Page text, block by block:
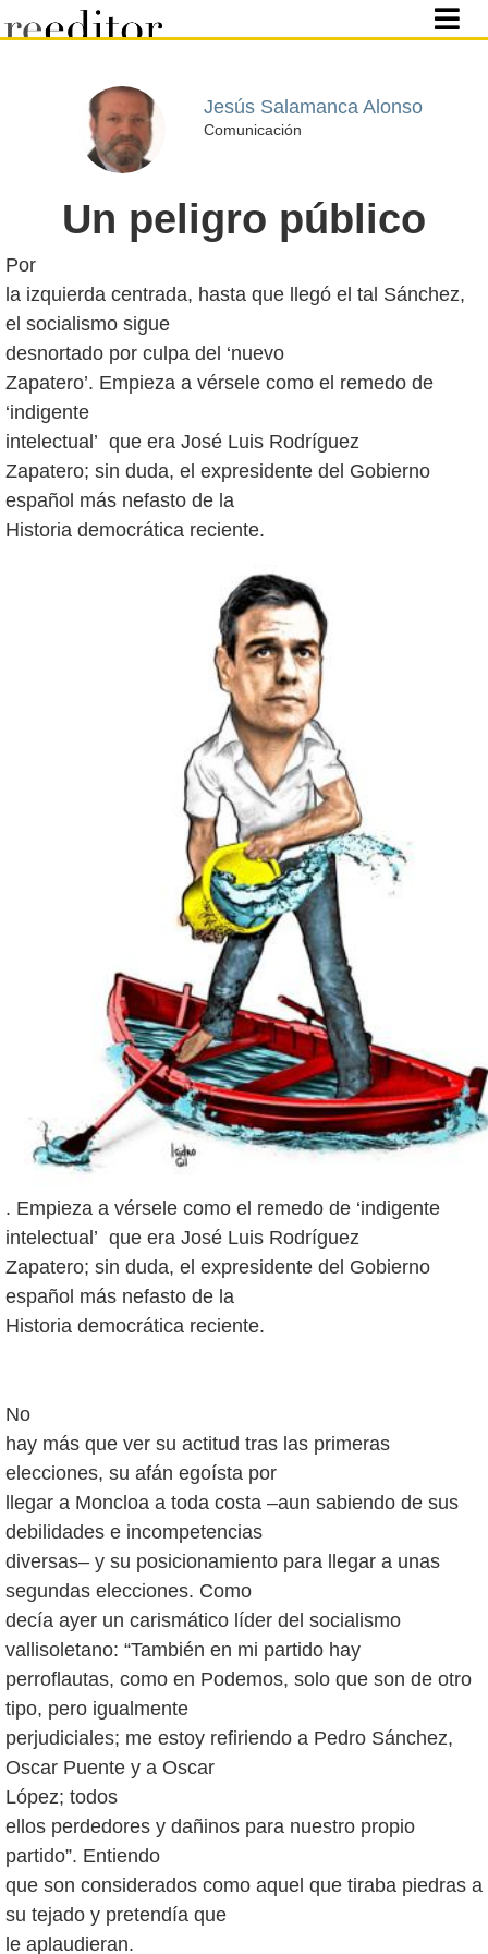
Jesús Salamanca Alonso
Comunicación
Un peligro público
Por
la izquierda centrada, hasta que llegó el tal Sánchez,
el socialismo sigue
desnortado por culpa del ‘nuevo
Zapatero’. Empieza a vérsele como el remedo de
‘indigente
intelectual’ que era José Luis Rodríguez
Zapatero; sin duda, el expresidente del Gobierno
español más nefasto de la
. Empieza a vérsele como el remedo de ‘indigente
intelectual’ que era José Luis Rodríguez
Zapatero; sin duda, el expresidente del Gobierno
español más nefasto de la
Historia democrática reciente.
No
hay más que ver su actitud tras las primeras
elecciones, su afán egoísta por
llegar a Moncloa a toda costa –aun sabiendo de sus
debilidades e incompetencias
diversas– y su posicionamiento para llegar a unas
segundas elecciones. Como
decía ayer un carismático líder del socialismo
vallisoletano: “También en mi partido hay
perroflautas, como en Podemos, solo que son de otro
tipo, pero igualmente
perjudiciales; me estoy refiriendo a Pedro Sánchez,
Oscar Puente y a Oscar
López; todos
ellos perdedores y dañinos para nuestro propio
partido”. Entiendo
que son considerados como aquel que tiraba piedras a
su tejado y pretendía que
le aplaudieran.